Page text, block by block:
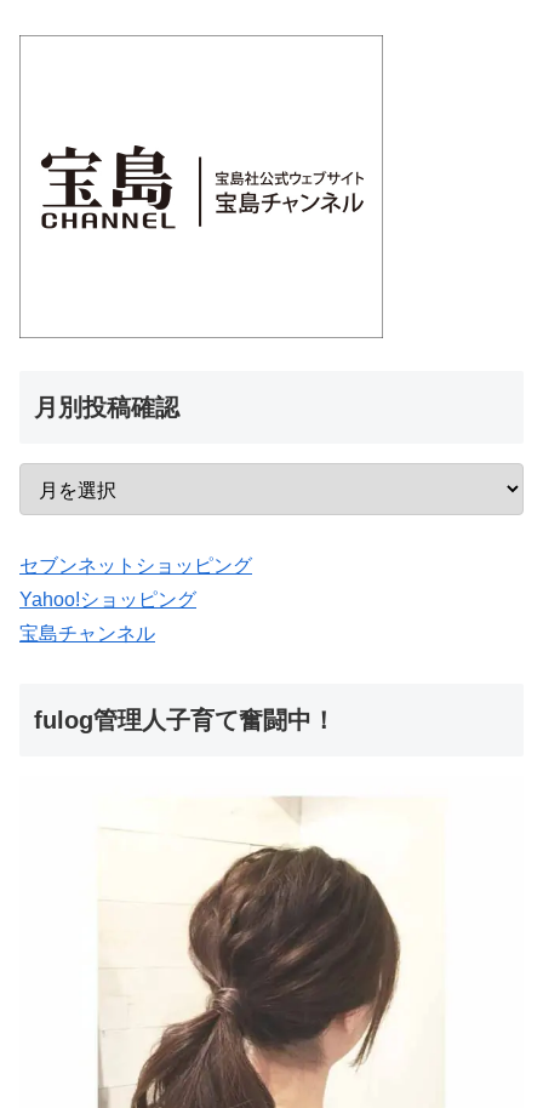
月別投稿確認
セブンネットショッピング
Yahoo!ショッピング
宝島チャンネル
fulog管理人子育て奮闘中！